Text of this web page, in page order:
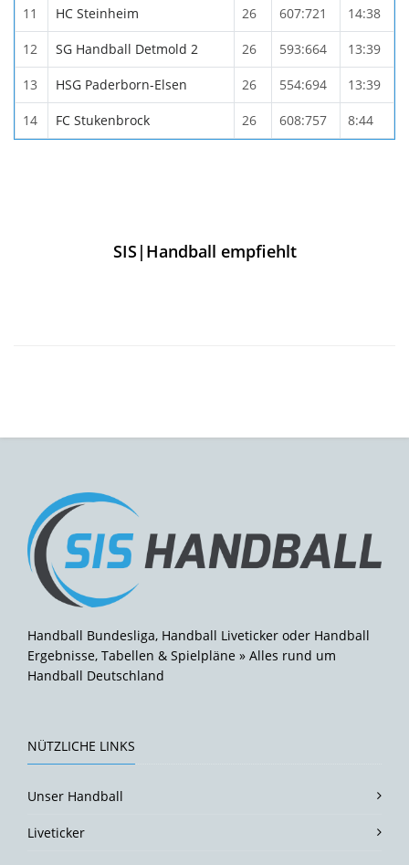
11 HC Steinheim 26 607:721 14:38
12 SG Handball Detmold 2 26 593:664 13:39
13 HSG Paderborn-Elsen 26 554:694 13:39
14 FC Stukenbrock 26 608:757 8:44
SIS|Handball empfiehlt
Handball Bundesliga, Handball Liveticker oder Handball
Ergebnisse, Tabellen & Spielpläne » Alles rund um
Handball Deutschland
NÜTZLICHE LINKS
Unser Handball
Liveticker